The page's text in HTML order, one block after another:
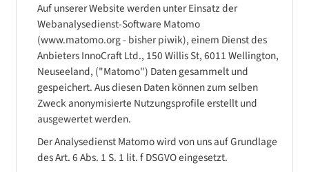
Auf unserer Website werden unter Einsatz der
Webanalysedienst-Software Matomo
(www.matomo.org - bisher piwik), einem Dienst des
Anbieters InnoCraft Ltd., 150 Willis St, 6011 Wellington,
Neuseeland, ("Matomo") Daten gesammelt und
gespeichert. Aus diesen Daten können zum selben
Zweck anonymisierte Nutzungsprofile erstellt und
ausgewertet werden.
Der Analysedienst Matomo wird von uns auf Grundlage
des Art. 6 Abs. 1 S. 1 lit. f DSGVO eingesetzt.